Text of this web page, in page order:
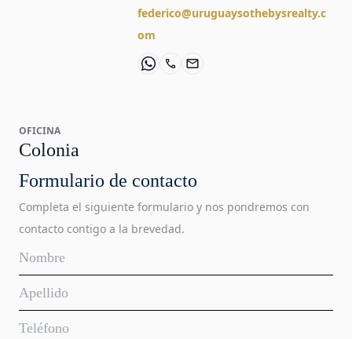
federico@uruguaysothebysrealty.c
om
OFICINA
Colonia
Formulario de contacto
Completa el siguiente formulario y nos pondremos con
contacto contigo a la brevedad.